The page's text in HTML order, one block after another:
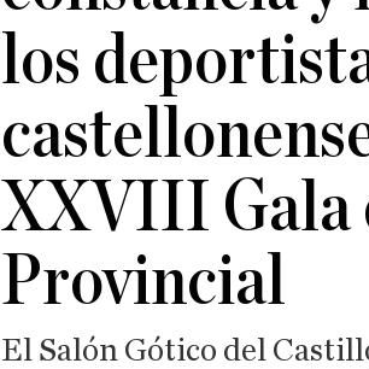
los
XXVIII Gala
Provincial
El Salón Gótico del